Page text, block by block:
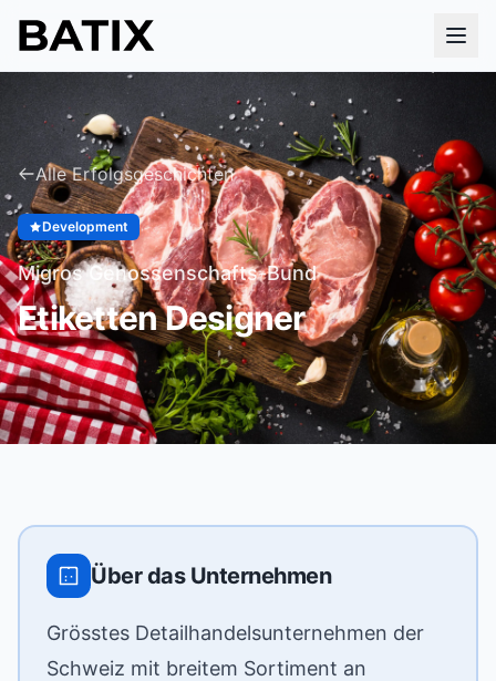
Alle Erfolgsgeschichten
Development
Migros Genossenschafts-Bund
Etiketten Designer
Über das Unternehmen
Grösstes Detailhandelsunternehmen der
Schweiz mit breitem Sortiment an